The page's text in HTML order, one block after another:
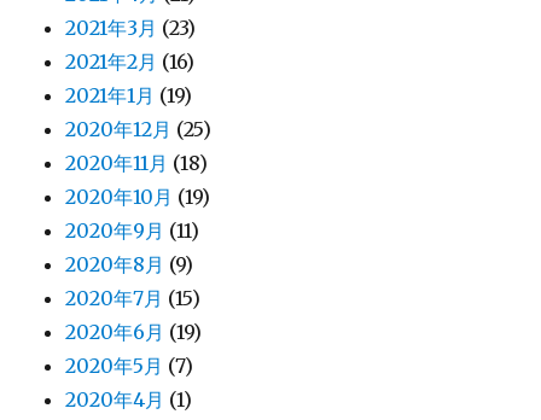
2021年3月 (23)
2021年2月 (16)
2021年1月 (19)
2020年12月 (25)
2020年11月 (18)
2020年10月 (19)
2020年9月 (11)
2020年8月 (9)
2020年7月 (15)
2020年6月 (19)
2020年5月 (7)
2020年4月 (1)